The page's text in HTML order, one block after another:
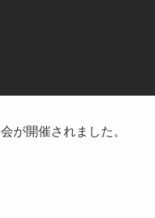
が開催されました。